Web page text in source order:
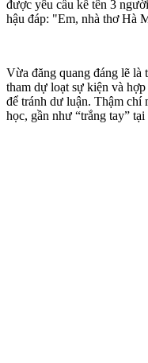
được yêu cầu kể tên 3
hậu đáp: "Em, nhà thơ Hà
Vừa đăng quang đáng lẽ là
tham dự loạt sự kiện và
để tránh dư luận. Thậm chí
học, gần như “trắng tay”